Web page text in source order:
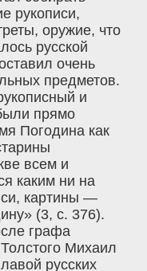
рукописи,
оружие, что
русской
очень
предметов.
и
прямо
Погодина как
всем и
каким ни на
картины —
(3, с. 376).
графа
Михаил
русских